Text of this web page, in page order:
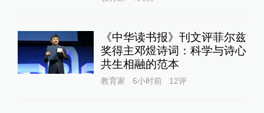
《中华读书报》刊文评菲尔兹
奖得主邓煜诗词：科学与诗心
共生相融的范本
教育家 6小时前 12评